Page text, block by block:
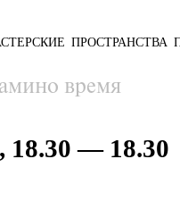
ПРОСТРАНСТВА
время
18.30 — 18.30